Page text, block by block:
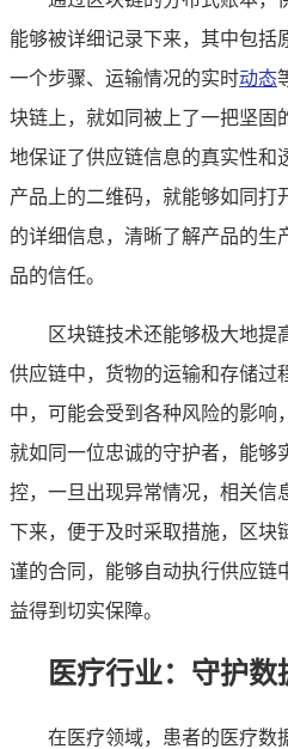
能够被详细记录下来，其中包括
一个步骤、运输情况的实时动态
块链上，就如同被上了一把坚固
地保证了供应链信息的真实性和
产品上的二维码，就能够如同打
的详细信息，清晰了解产品的生
品的信任。
区块链技术还能够极大地提
供应链中，货物的运输和存储过
中，可能会受到各种风险的影响
就如同一位忠诚的守护者，能够
控，一旦出现异常情况，相关信
下来，便于及时采取措施，区块
谨的合同，能够自动执行供应链
益得到切实保障。
医疗行业：守护数
在医疗领域，患者的医疗数